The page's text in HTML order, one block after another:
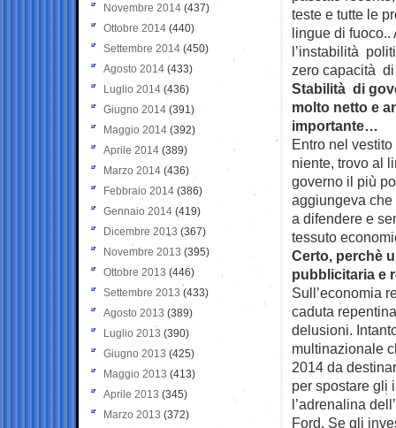
teste e tutte le
lingue di fuoco..
l’instabilità
zero capacità
Stabilità di
molto netto e
importante…
Entro nel
niente, trovo al
governo il più
aggiungeva
a difendere e
tessuto
Certo, perchè
pubblicitaria e
Sull’economia
caduta
delusioni.
multinazionale
2014 da
per spostare gli
l’adrenalina
Ford. Se gli
Novembre 2014 (437)
Ottobre 2014 (440)
Settembre 2014 (450)
Agosto 2014 (433)
Luglio 2014 (436)
Giugno 2014 (391)
Maggio 2014 (392)
Aprile 2014 (389)
Marzo 2014 (436)
Febbraio 2014 (386)
Gennaio 2014 (419)
Dicembre 2013 (367)
Novembre 2013 (395)
Ottobre 2013 (446)
Settembre 2013 (433)
Agosto 2013 (389)
Luglio 2013 (390)
Giugno 2013 (425)
Maggio 2013 (413)
Aprile 2013 (345)
Marzo 2013 (372)